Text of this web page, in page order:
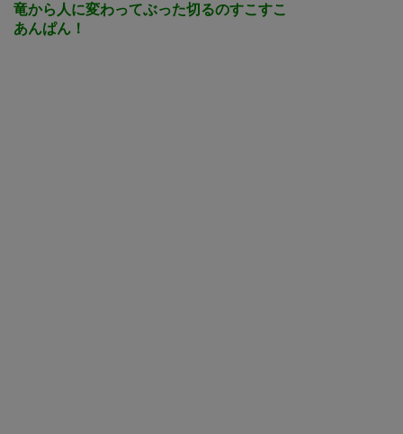
竜から人に変わってぶった切るのすこすこ
あんぱん！